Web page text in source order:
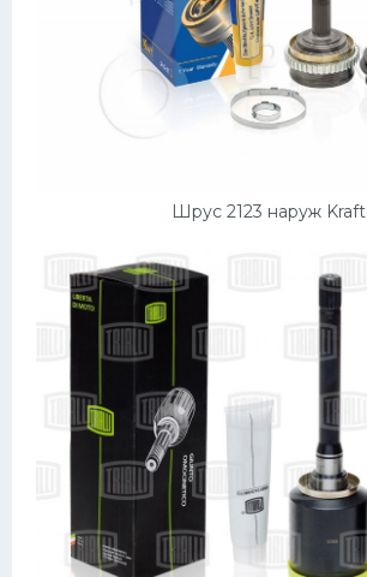
Шрус 2123 наруж Kraft